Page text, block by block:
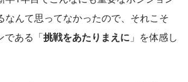
なんて思ってなかったので、それこそ
である「挑戦をあたりまえに 」を体感し